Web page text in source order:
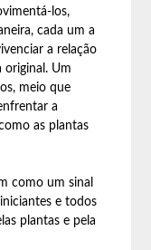
los,
cada um a
a relação
original. Um
meio que
a
as plantas
como um sinal
e todos
plantas e pela